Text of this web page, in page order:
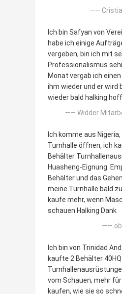
——
Ich bin Safyan von
habe ich einige
vergeben, bin ich mit
Professionalismus
Monat vergab ich
ihm wieder und er wird
wieder bald halking
—— Widder
Ich komme aus
Turnhalle öffnen, ich
Behälter
Huasheng-Eignung.
Behälter und das
meine Turnhalle bald
kaufe mehr, wenn
schauen Halking Dank
——
Ich bin von Trinidad
kaufte 2 Behälter 40HQ
vom Schauen, mehr
kaufen, wie sie so